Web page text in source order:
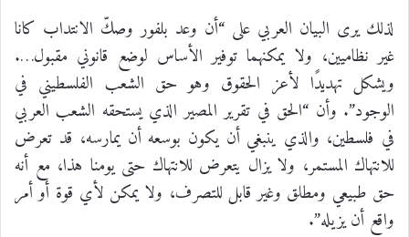
لذلك يرى البيان العربي على “أن وعد بلفور وصكّ الانتداب كانا
غير نظاميين، ولا يمكنهما توفير الأساس لوضع قانوني مقبول….
ويشكل تهديدًا لأعز الحقوق وهو حق الشعب الفلسطيني في
الوجود”. وأن “الحق في تقرير المصير الذي يستحقه الشعب العربي
في فلسطين، والذي ينبغي أن يكون بوسعه أن يمارسه، قد تعرض
للانتهاك المستمر، ولا يزال يتعرض للانتهاك حتى يومنا هذا، مع أنه
حق طبيعي ومطلق وغير قابل للتصرف، ولا يمكن لأي قوة أو أمر
واقع أن يزيله”.